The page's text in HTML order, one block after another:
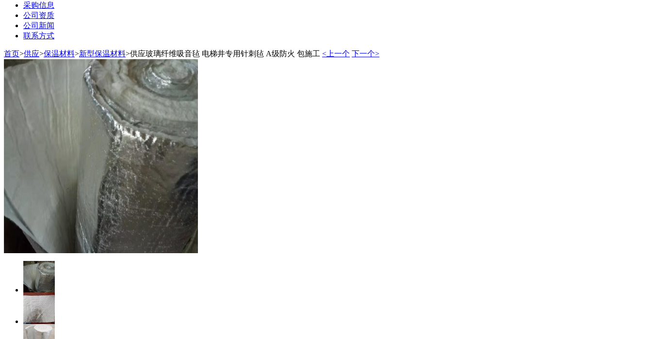
采购信息
公司资质
公司新闻
联系方式
首页>供应>保温材料>新型保温材料>供应玻璃纤维吸音毡 电梯井专用针刺毡 A级防火 包施工 <上一个 下一个>